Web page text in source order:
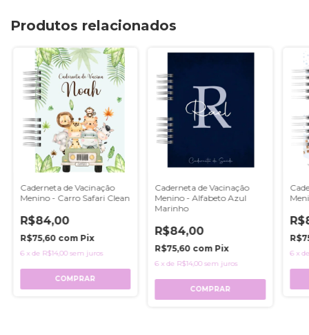
Produtos relacionados
Caderneta de Vacinação
Menino - Carro Safari Clean
R$84,00
R$75,60 com Pix
6 x de R$14,00 sem juros
COMPRAR
Caderneta de Vacinação
Menino - Alfabeto Azul
Marinho
R$84,00
R$75,60 com Pix
6 xde R$14,00 sem juros
COMPRAR
6 x